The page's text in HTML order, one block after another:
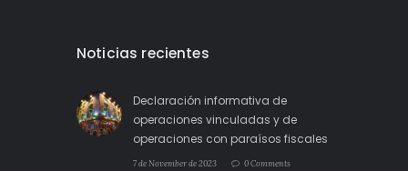
Noticias recientes
Declaración informativa de
operaciones vinculadas y de
operaciones con paraísos fiscales
7 de November de 2023 0 Comments